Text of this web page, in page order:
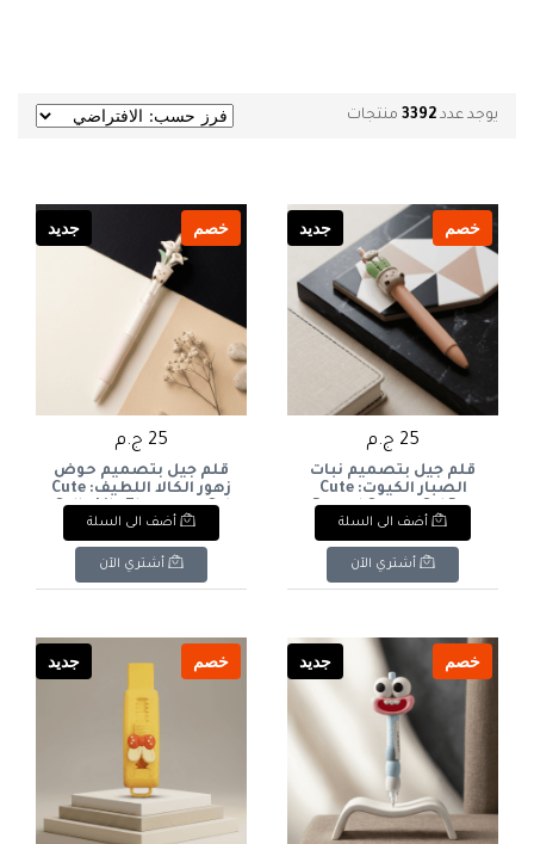
يوجد عدد 3392 منتجات
خصم جديد
25 ج.م
قلم جيل بتصميم نبات
الصبار الكيوت: Cute
Potted Cactus Gel Pen
أضف الى السلة
أشتري الآن
خصم جديد
25 ج.م
قلم جيل بتصميم حوض
زهور الكالا اللطيف: Cute
Calla Lily Flowerpot Gel
Pen
أضف الى السلة
أشتري الآن
خصم جديد خصم جديد